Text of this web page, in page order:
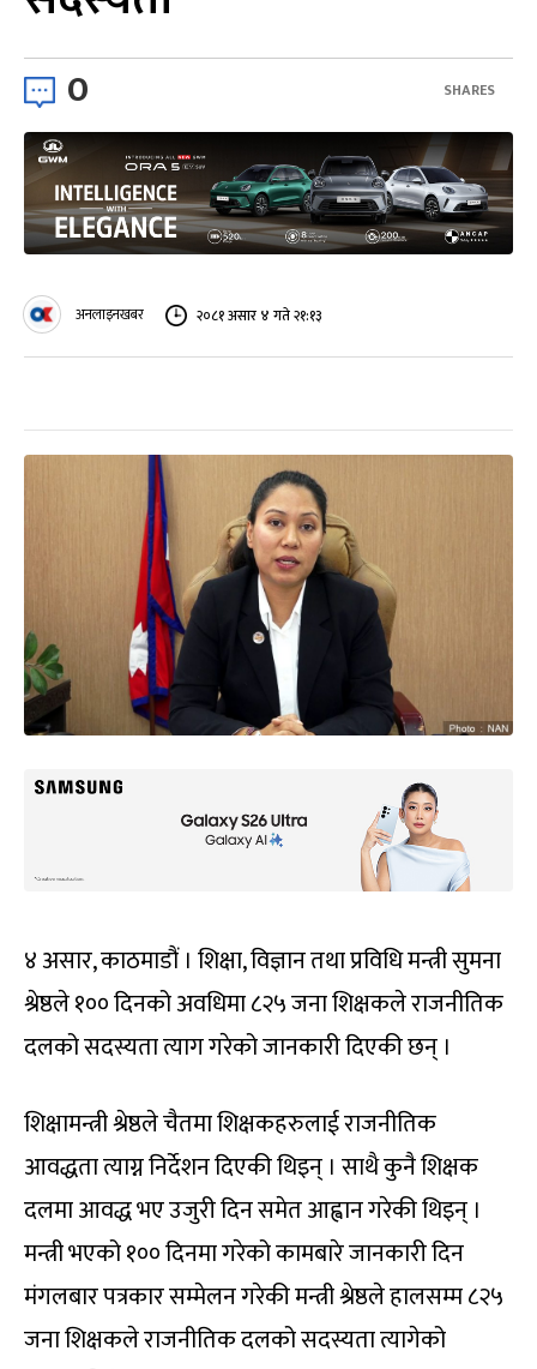
0 SHARES
अनलाइनखबर २०८१ असार ४ गते २१:१३
४ असार, काठमाडौं । शिक्षा, विज्ञान तथा प्रविधि मन्त्री सुमना
श्रेष्ठले १०० दिनको अवधिमा ८२५ जना शिक्षकले राजनीतिक
दलको सदस्यता त्याग गरेको जानकारी दिएकी छन् ।
शिक्षामन्त्री श्रेष्ठले चैतमा शिक्षकहरुलाई राजनीतिक
आवद्धता त्याग्न निर्देशन दिएकी थिइन् । साथै कुनै शिक्षक
दलमा आवद्ध भए उजुरी दिन समेत आह्वान गरेकी थिइन् ।
मन्त्री भएको १०० दिनमा गरेको कामबारे जानकारी दिन
मंगलबार पत्रकार सम्मेलन गरेकी मन्त्री श्रेष्ठले हालसम्म ८२५
जना शिक्षकले राजनीतिक दलको सदस्यता त्यागेको